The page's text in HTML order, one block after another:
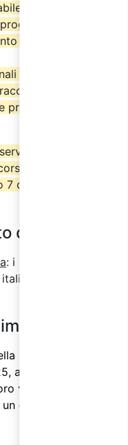
del Progetto
come
2.6 del suddetto
di
nel “Verbale
previsto dal punto
dall’ente di
per almeno
del suddetto
del corso
: i partecipanti
sia in forma
parte IV
, ai partecipanti
valutazione sulla
questionario di